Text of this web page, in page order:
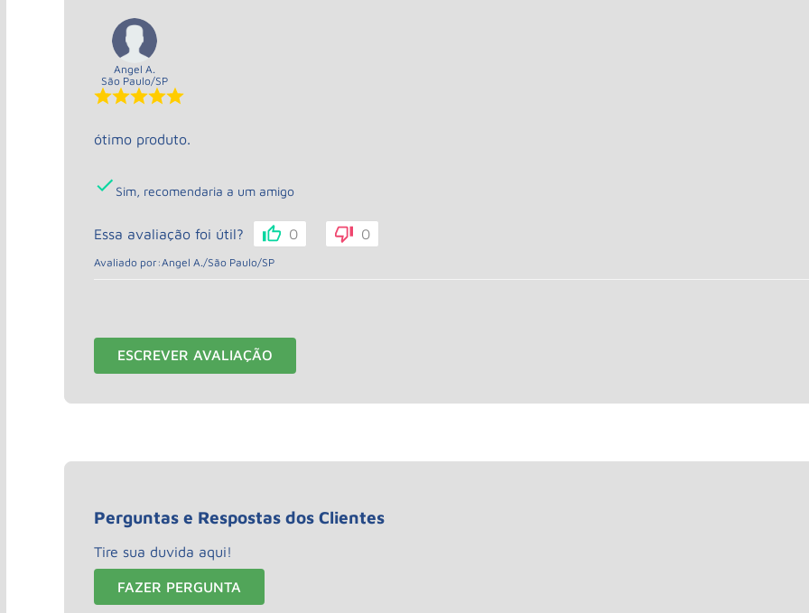
Angel A.
São Paulo/SP
ótimo produto.
Sim, recomendaria a um amigo
Essa avaliação foi útil? 0 0
Avaliado por:Angel A./São Paulo/SP
ESCREVER AVALIAÇÃO
Perguntas e Respostas dos Clientes
Tire sua duvida aqui!
FAZER PERGUNTA